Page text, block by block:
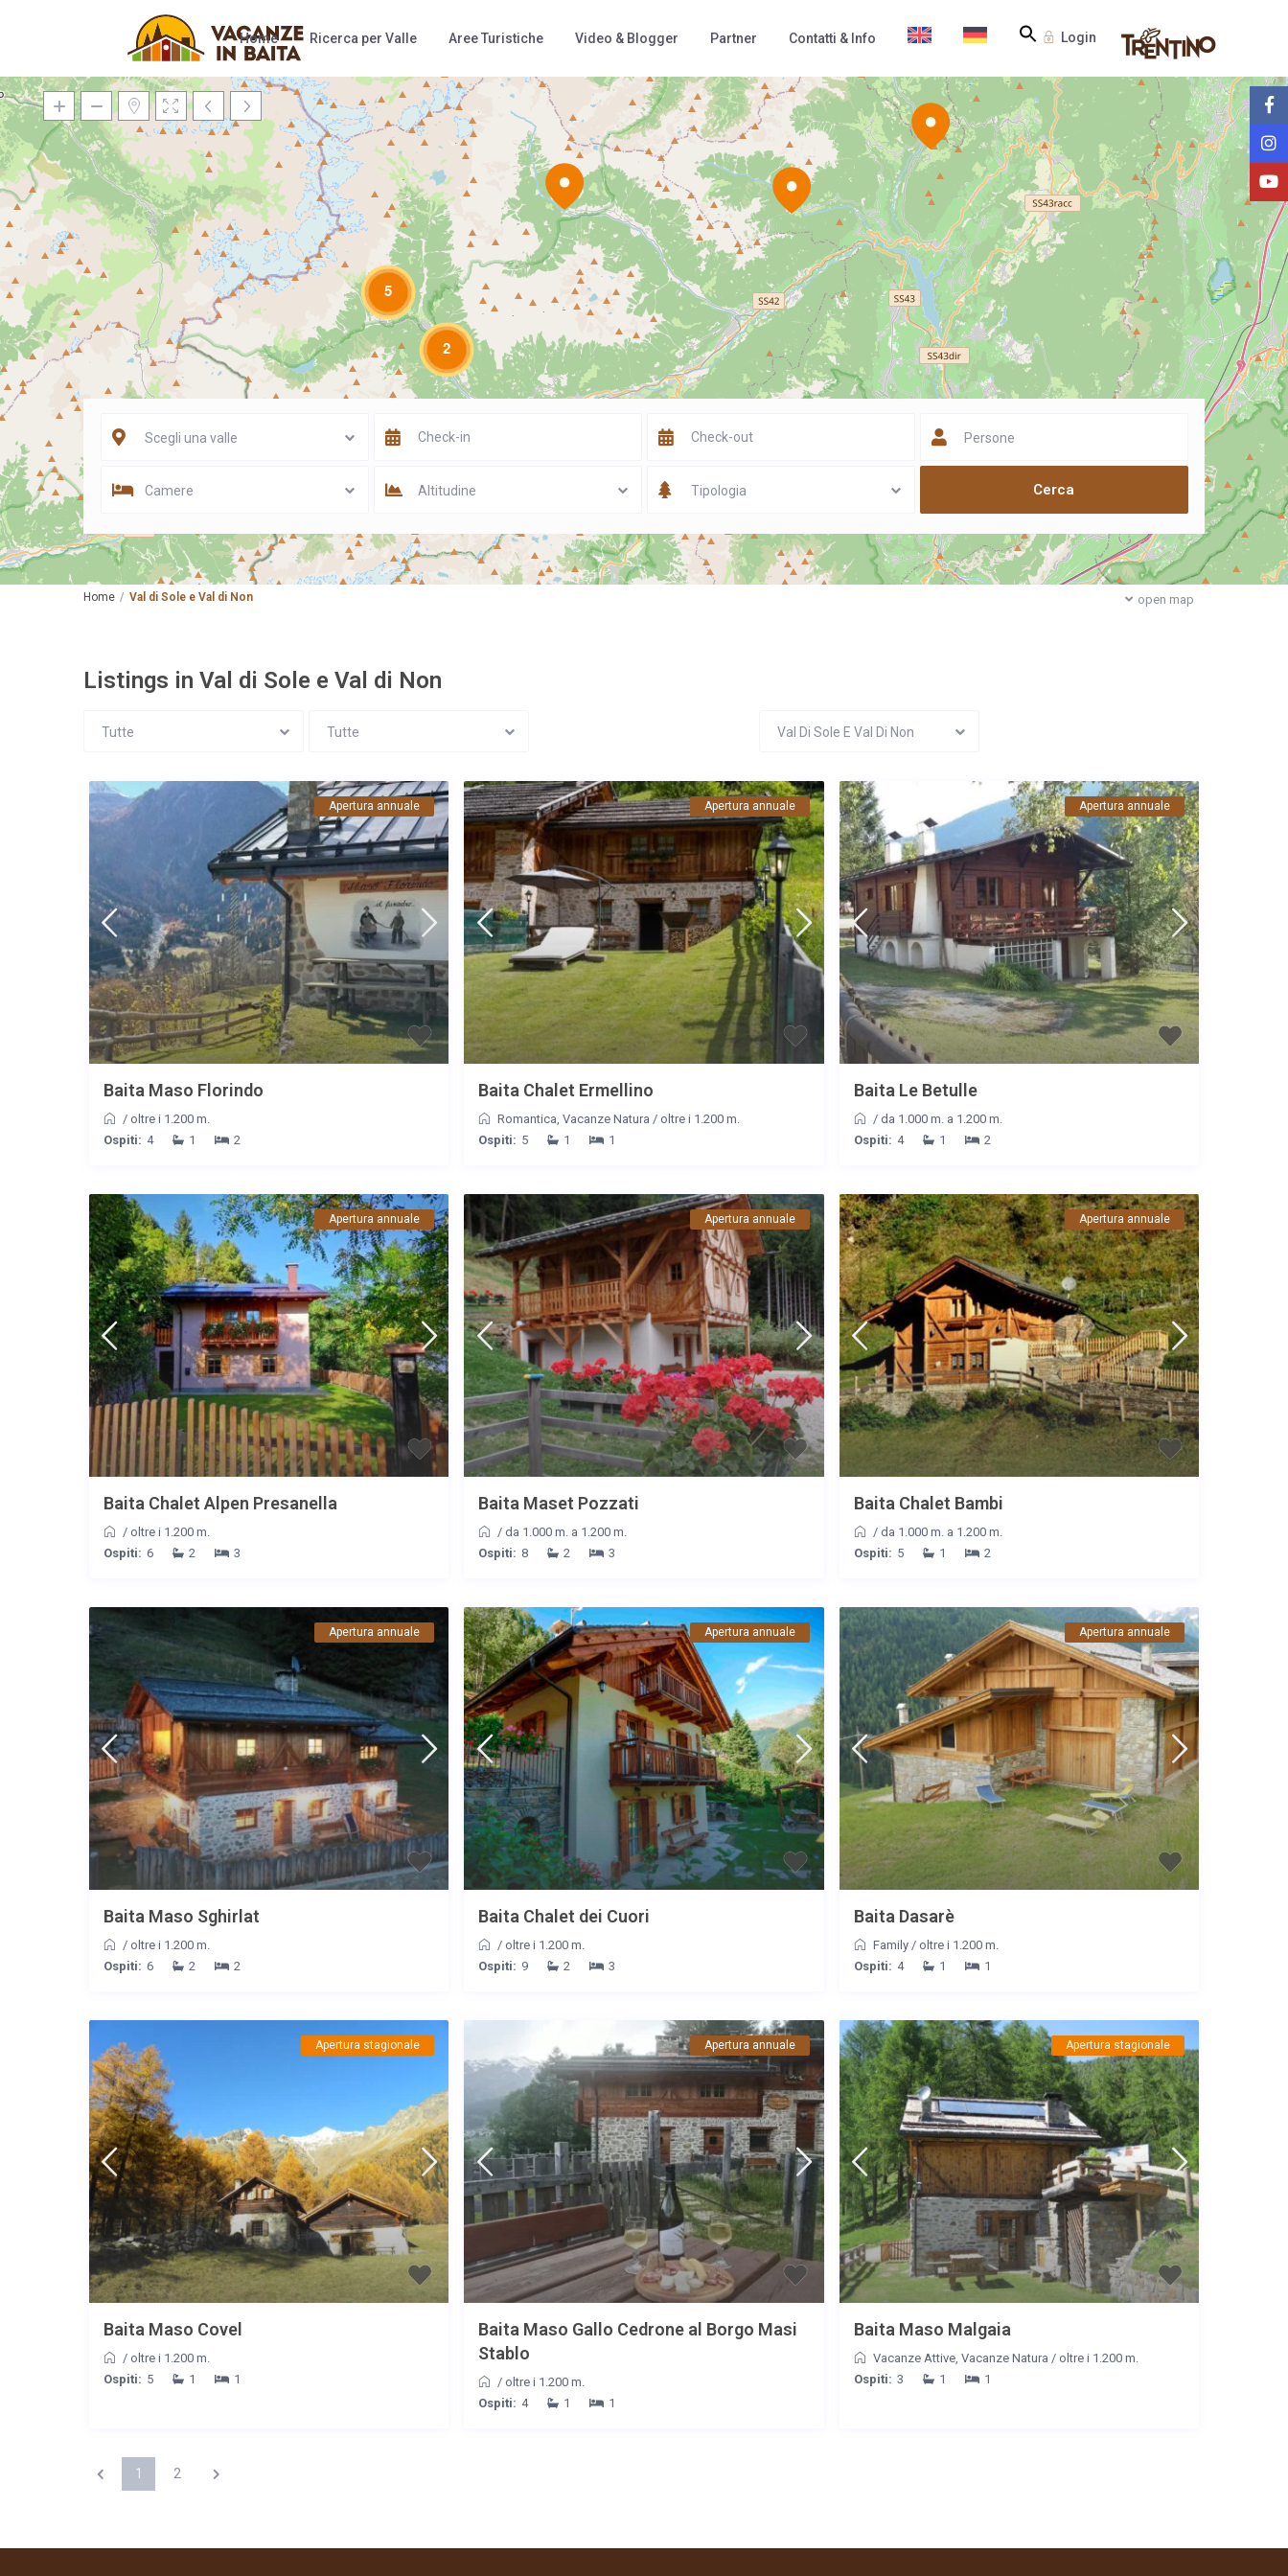
Login
Home Ricerca per Valle Aree Turistiche Video & Blogger Partner Contatti & Info
5
2
Loading Maps
open map
Scegli una valle Persone
Camere Altitudine Tipologia
Home Val di Sole e Val di Non
Listings in Val di Sole e Val di Non
Tutte Tutte Val Di Sole E Val Di Non
Apertura annuale
Baita Maso Florindo
/ oltre i 1.200 m.
Ospiti: 4 1 2
Apertura annuale
Baita Chalet Ermellino
Romantica ,Vacanze Natura / oltre i 1.200 m.
Ospiti: 5 1 1
Apertura annuale
Baita Le Betulle
/ da 1.000 m. a 1.200 m.
Ospiti: 4 1 2
Apertura annuale
Baita Chalet Alpen Presanella
/ oltre i 1.200 m.
Ospiti: 6 2 3
Apertura annuale
Baita Maset Pozzati
/da 1.000 m. a 1.200 m.
Ospiti: 8 2 3
Apertura annuale
Baita Chalet Bambi
/ da 1.000 m. a 1.200 m.
Ospiti: 5 1 2
Apertura annuale
Baita Maso Sghirlat
/ oltre i 1.200 m.
Ospiti: 6 2 2
Apertura annuale
Baita Chalet dei Cuori
/ oltre i 1.200 m.
Ospiti: 9 2 3
Apertura annuale
Baita Dasarè
Family/ oltre i 1.200 m.
Ospiti: 4 1 1
Apertura stagionale
Baita Maso Covel
/ oltre i 1.200 m.
Ospiti: 5 1 1
Apertura annuale
Baita Maso Gallo Cedrone al Borgo Masi
Stablo
/ oltre i 1.200 m.
Ospiti: 4 1 1
Apertura stagionale
Baita Maso Malgaia
Vacanze Attive, Vacanze Natura / oltre i 1.200 m.
Ospiti: 3 1 1
1 2